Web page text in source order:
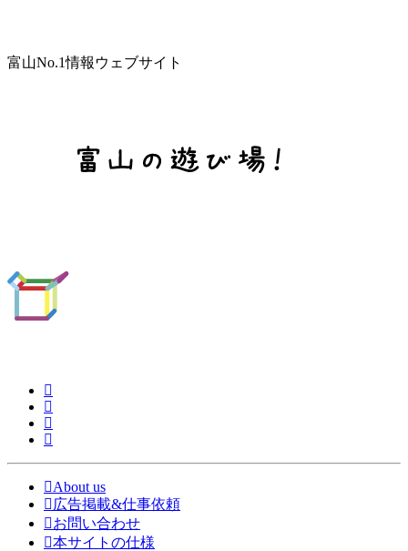
富山No.1情報ウェブサイト
About us
広告掲載&仕事依頼
お問い合わせ
本サイトの仕様